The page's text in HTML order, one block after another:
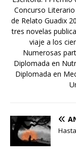
Concurso
de Relato Guadix
tres novelas
viaje a los
Numerosas
Diplomada en
Diplomada en